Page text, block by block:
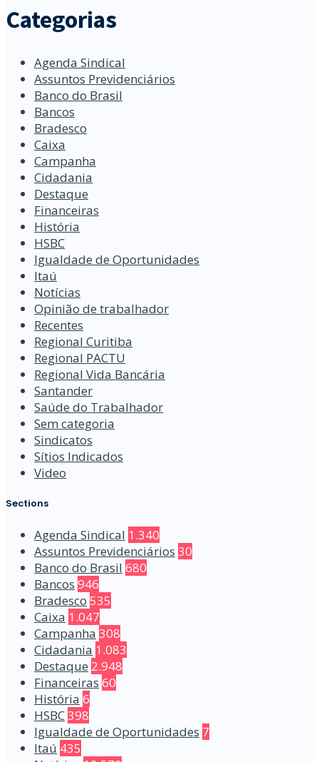
Categorias
Agenda Sindical
Assuntos Previdenciários
Banco do Brasil
Bancos
Bradesco
Caixa
Campanha
Cidadania
Destaque
Financeiras
História
HSBC
Igualdade de Oportunidades
Itaú
Notícias
Opinião de trabalhador
Recentes
Regional Curitiba
Regional PACTU
Regional Vida Bancária
Santander
Saúde do Trabalhador
Sem categoria
Sindicatos
Sítios Indicados
Video
Sections
Agenda Sindical 1.340
Assuntos Previdenciários 30
Banco do Brasil 680
Bancos 946
Bradesco 535
Caixa 1.047
Campanha 308
Cidadania 1.083
Destaque 2.948
Financeiras 60
História 6
HSBC398
Igualdade de Oportunidades 7
Itaú 435